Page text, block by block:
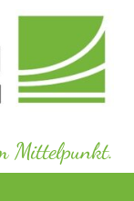
Mittelpunkt.